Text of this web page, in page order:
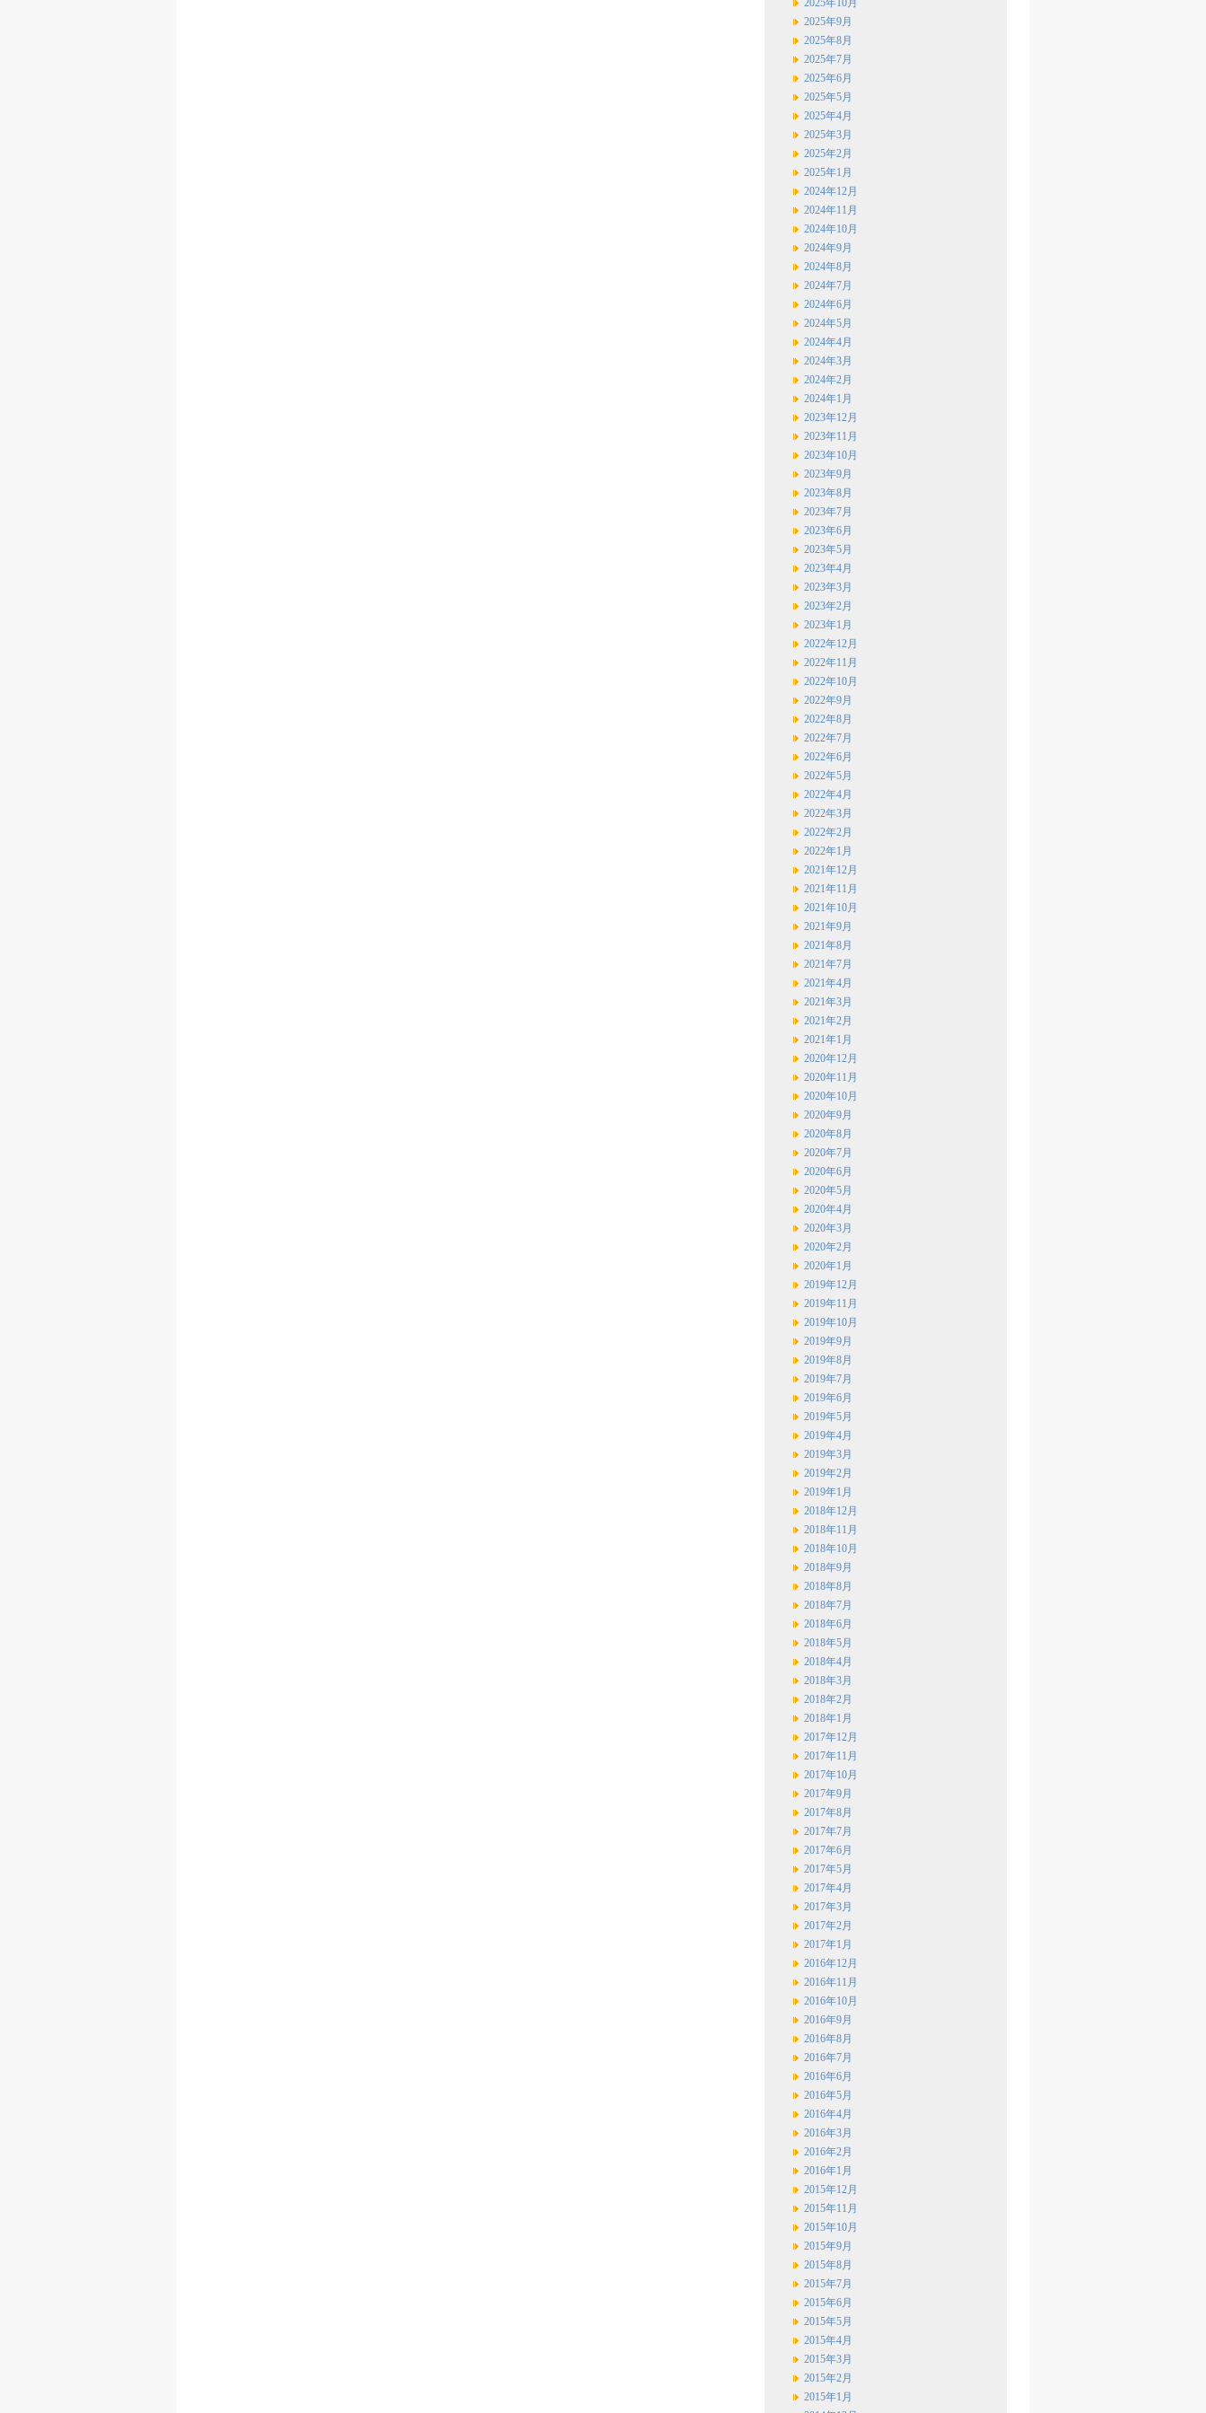
2025年10月
2025年9月
2025年8月
2025年7月
2025年6月
2025年5月
2025年4月
2025年3月
2025年2月
2025年1月
2024年12月
2024年11月
2024年10月
2024年9月
2024年8月
2024年7月
2024年6月
2024年5月
2024年4月
2024年3月
2024年2月
2024年1月
2023年12月
2023年11月
2023年10月
2023年9月
2023年8月
2023年7月
2023年6月
2023年5月
2023年4月
2023年3月
2023年2月
2023年1月
2022年12月
2022年11月
2022年10月
2022年9月
2022年8月
2022年7月
2022年6月
2022年5月
2022年4月
2022年3月
2022年2月
2022年1月
2021年12月
2021年11月
2021年10月
2021年9月
2021年8月
2021年7月
2021年4月
2021年3月
2021年2月
2021年1月
2020年12月
2020年11月
2020年10月
2020年9月
2020年8月
2020年7月
2020年6月
2020年5月
2020年4月
2020年3月
2020年2月
2020年1月
2019年12月
2019年11月
2019年10月
2019年9月
2019年8月
2019年7月
2019年6月
2019年5月
2019年4月
2019年3月
2019年2月
2019年1月
2018年12月
2018年11月
2018年10月
2018年9月
2018年8月
2018年7月
2018年6月
2018年5月
2018年4月
2018年3月
2018年2月
2018年1月
2017年12月
2017年11月
2017年10月
2017年9月
2017年8月
2017年7月
2017年6月
2017年5月
2017年4月
2017年3月
2017年2月
2017年1月
2016年12月
2016年11月
2016年10月
2016年9月
2016年8月
2016年7月
2016年6月
2016年5月
2016年4月
2016年3月
2016年2月
2016年1月
2015年12月
2015年11月
2015年10月
2015年9月
2015年8月
2015年7月
2015年6月
2015年5月
2015年4月
2015年3月
2015年2月
2015年1月